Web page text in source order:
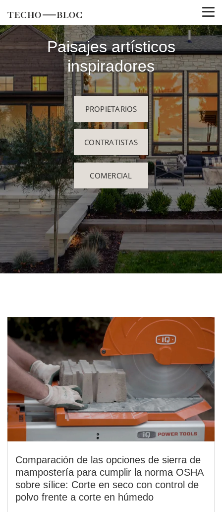
Paisajes artísticos
inspiradores
PROPIETARIOS
CONTRATISTAS
COMERCIAL
Comparación de las opciones de sierra de
mampostería para cumplir la norma OSHA
sobre sílice: Corte en seco con control de
polvo frente a corte en húmedo